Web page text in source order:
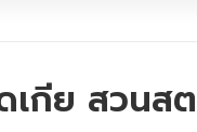
เกีย สวนส